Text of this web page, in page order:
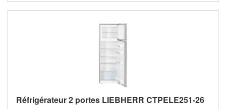
Réfrigérateur 2 portes LIEBHERR CTPELE251-26